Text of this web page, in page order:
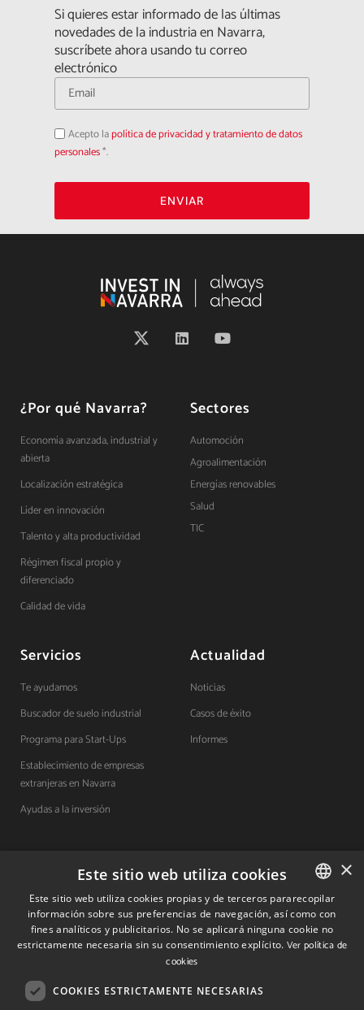
Si quieres estar informado de las últimas
novedades de la industria en Navarra,
suscríbete ahora usando tu correo
electrónico
Acepto
la
política
de
Acepto lapolítica de privacidad y tratamiento de datos
personales*.
ENVIAR
¿Por qué Navarra?
Economía avanzada, industrial y
abierta
Localización estratégica
Líder en innovación
Talento y alta productividad
Régimen fiscal propio y
diferenciado
Calidad de vida
Sectores
Automoción
Agroalimentación
Energías renovables
Salud
TIC
Servicios
Te ayudamos
Buscador de suelo industrial
Programa para Start-Ups
Establecimiento de empresas
extranjeras en Navarra
Ayudas a la inversión
Actualidad
Noticias
Casos de éxito
Informes
Contacto
Quiénes somos
Cuéntanos tu proyecto
(+34) 848 42 19 42
SPANISH
SPANISH
×
Este sitio web utiliza cookies
Este sitio web utiliza cookies propias y de terceros pararecopilar
información sobre sus preferencias de navegación, así como con
fines analíticos y publicitarios. No se aplicará ninguna cookie no
estrictamente necesaria sin su consentimiento explícito. Ver política de
cookies
COOKIES ESTRICTAMENTE NECESARIAS